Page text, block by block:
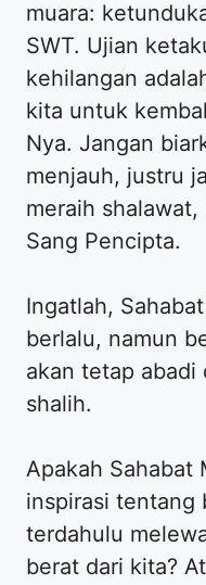
muara:
SWT. Ujian
kehilangan
kita untuk
Nya. Jangan
menjauh, justru
meraih
Sang Pencipta.
Ingatlah,
berlalu, namun
akan tetap abadi
shalih.
Apakah Sahabat
inspirasi tentang
terdahulu
berat dari kita?